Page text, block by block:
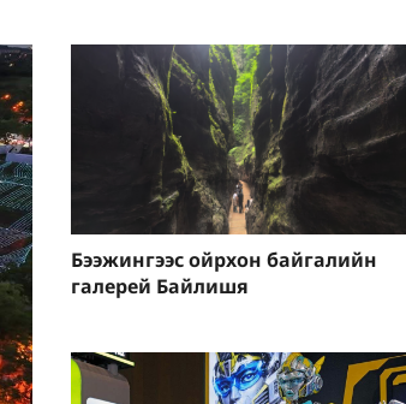
Бээжингээс ойрхон байгалийн
галерей Байлишя